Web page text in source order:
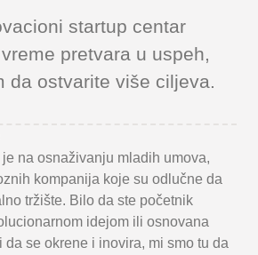
startup centar
pretvara u uspeh,
da ostvarite više ciljeva.
na osnaživanju mladih umova,
kompanija koje su odlučne da
tržište. Bilo da ste početnik
idejom ili osnovana
da se okrene i inovira, mi smo tu da